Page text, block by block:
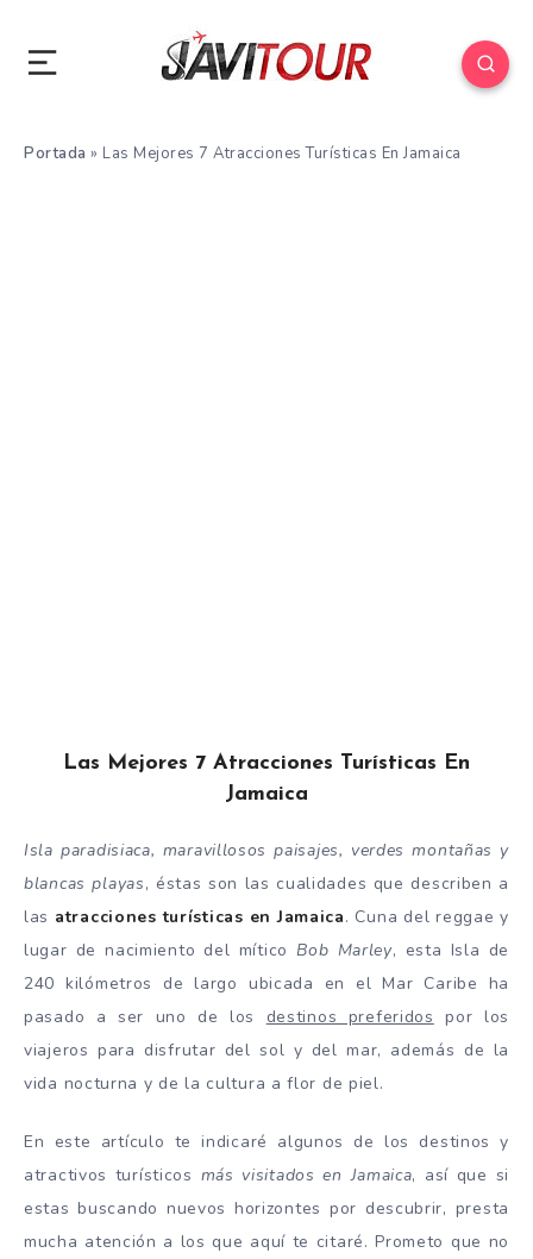
Portada » Las Mejores 7 Atracciones Turísticas En Jamaica
Las Mejores 7 Atracciones Turísticas En
Jamaica
Isla paradisiaca, maravillosos paisajes, verdes montañas y
blancas playas, éstas son las cualidades que describen a
las atracciones turísticas en Jamaica. Cuna del reggae y
lugar de nacimiento del míticoBob Marley, esta Isla de
240 kilómetros de largo ubicada en el Mar Caribe ha
pasado a ser uno de los destinos preferidos por los
viajeros para disfrutar del sol y del mar, además de la
vida nocturna y de la cultura a flor de piel.
En este artículo te indicaré algunos de los destinos y
atractivos turísticos más visitados en Jamaica, así que si
estas buscando nuevos horizontes por descubrir, presta
mucha atención a los que aquí te citaré. Prometo que no